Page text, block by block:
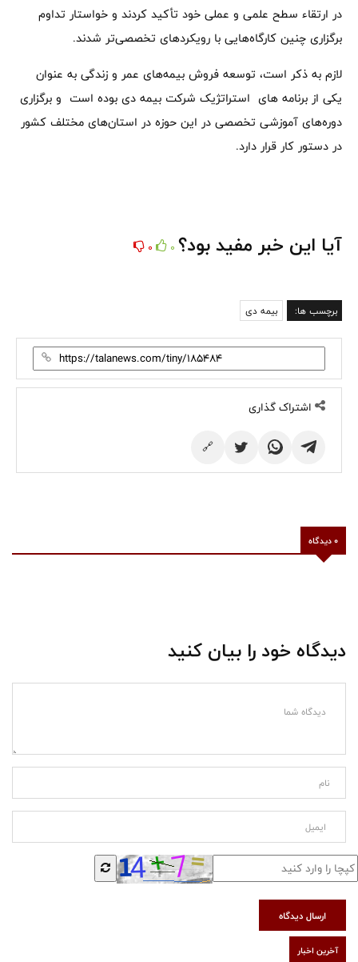
در ارتقاء سطح علمی و عملی خود تأکید کردند و خواستار تداوم
برگزاری چنین کارگاه‌هایی با رویکردهای تخصصی‌تر شدند.
لازم به ذکر است، توسعه فروش بیمه‌های عمر و زندگی به عنوان
یکی از برنامه های استراتژیک شرکت بیمه دی بوده است و برگزاری
دوره‌های آموزشی تخصصی در این حوزه در استان‌های مختلف کشور
در دستور کار قرار دارد.
آیا این خبر مفید بود؟ 0
0
برچسب ها: بیمه دی
اشتراک گذاری
🔗
0 دیدگاه
دیدگاه خود را بیان کنید
ارسال دیدگاه
آخرین اخبار